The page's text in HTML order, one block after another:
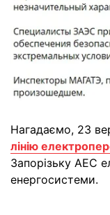
Нагадаємо, 23
лінію
Запорізьку АЕС
енергосистеми.